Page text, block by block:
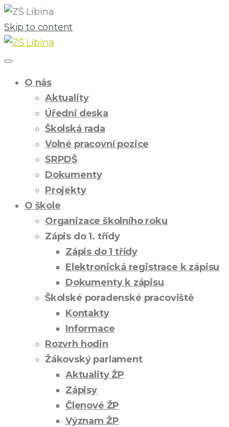
Skip to content
O nás
Aktuality
Úřední deska
Školská rada
Volné pracovní pozice
SRPDŠ
Dokumenty
Projekty
O škole
Organizace školního roku
Zápis do 1. třídy
Zápis do 1 třídy
Elektronická registrace k zápisu
Dokumenty k zápisu
Školské poradenské pracoviště
Kontakty
Informace
Rozvrh hodin
Žákovský parlament
Aktuality ŽP
Zápisy
Členové ŽP
Význam ŽP